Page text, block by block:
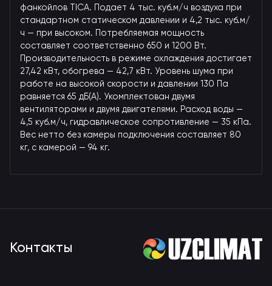
фанкойлов TICA. Подает 4 тыс. куб.м/ч воздуха при
стандартном статическом давлении и 4,2 тыс. куб.м/
ч — при высоком. Потребляемая мощность
составляет соответственно 650 и 1200 Вт.
Производительность в режиме охлаждения достигает
27,42 кВт, обогрева — 42,7 кВт. Уровень шума при
работе на высокой скорости и давлении 130 Па
равняется 65 дБ(А). Укомплектован двумя
вентиляторами и двумя двигателями. Расход воды —
4,5 куб.м/ч, гидравлическое сопротивление — 35 кПа.
Вес нетто без камеры подключения составляет 80
кг, с камерой — 94 кг.
Контакты